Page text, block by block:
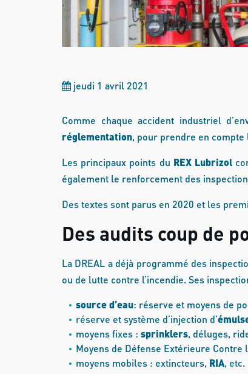
jeudi 1 avril 2021
Comme chaque accident industriel
réglementation, pour prendre en compte
Les principaux points du REX Lubrizol
également le renforcement des
Des textes sont parus en 2020 et les
Des audits coup de
La DREAL a déjà programmé des
ou de lutte contre l’incendie. Ses
source d’eau: réserve et moyens de
réserve et système d’injection d’
moyens fixes : sprinklers, déluges,
Moyens de Défense Extérieure Contre
moyens mobiles : extincteurs, RIA, etc.